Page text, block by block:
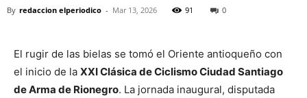
By redaccion elperiodico - Mar 13, 2026 91 0
El rugir de las bielas se tomó el Oriente antioqueño con
el inicio de la XXI Clásica de Ciclismo Ciudad Santiago
de Arma de Rionegro. La jornada inaugural, disputada